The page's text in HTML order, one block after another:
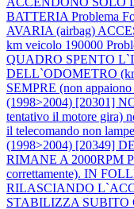
BATTERIA Problema
AVARIA (airbag)
km veicolo 190000
QUADRO SPENTO
DELL`ODOMETRO
SEMPRE (non
(1998>2004) [20301]
tentativo il motore gira)
il telecomando non
(1998>2004) [20349]
RIMANE A 2000RPM
correttamente). IN
RILASCIANDO
STABILIZZA SUBITO